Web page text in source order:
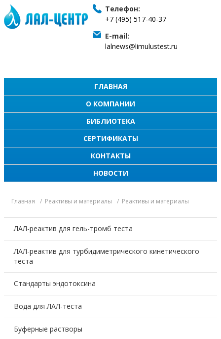
Телефон:
+7 (495) 517-40-37
E-mail:
lalnews@limulustest.ru
ГЛАВНАЯ
О КОМПАНИИ
БИБЛИОТЕКА
СЕРТИФИКАТЫ
КОНТАКТЫ
НОВОСТИ
Главная Реактивы и материалы Реактивы и материалы
ЛАЛ-реактив для гель-тромб теста
ЛАЛ-реактив для турбидиметрического кинетического
теста
Стандарты эндотоксина
Вода для ЛАЛ-теста
Буферные растворы